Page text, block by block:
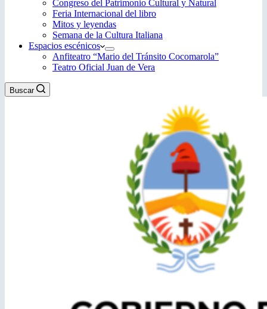
Congreso del Patrimonio Cultural y Natural
Feria Internacional del libro
Mitos y leyendas
Semana de la Cultura Italiana
Espacios escénicos
Anfiteatro “Mario del Tránsito Cocomarola”
Teatro Oficial Juan de Vera
Buscar